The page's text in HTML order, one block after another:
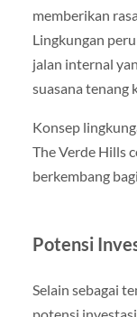
memberikan
Lingkungan
jalan internal
suasana tenang
Konsep
The Verde Hills
berkembang
Potensi
Selain sebagai